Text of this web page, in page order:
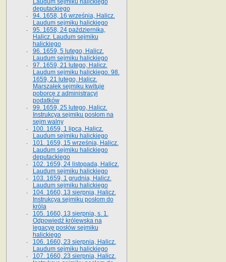
Laudum sejmiku halickiego
deputackiego
94. 1658, 16 września, Halicz.
Laudum sejmiku halickiego
95. 1658, 24 października,
Halicz. Laudum sejmiku
halickiego
96. 1659, 5 lutego, Halicz.
Laudum sejmiku halickiego
97. 1659, 21 lutego, Halicz.
Laudum sejmiku halickiego. 98.
1659, 21 lutego, Halicz.
Marszałek sejmiku kwituje
poborcę z administracyi
podatków
99. 1659, 25 lutego, Halicz.
Instrukcya sejmiku posłom na
sejm walny
100. 1659, 1 lipca, Halicz.
Laudum sejmiku halickiego
101. 1659, 15 września, Halicz.
Laudum sejmiku halickiego
deputackiego
102. 1659, 24 listopada, Halicz.
Laudum sejmiku halickiego
103. 1659, 1 grudnia, Halicz.
Laudum sejmiku halickiego
104. 1660, 13 sierpnia, Halicz.
Instrukcya sejmiku posłom do
króla
105. 1660, 13 sierpnia, s. 1.
Odpowiedź królewska na
legacyę posłów sejmiku
halickiego
106. 1660, 23 sierpnia, Halicz.
Laudum sejmiku halickiego
107. 1660, 23 sierpnia, Halicz.